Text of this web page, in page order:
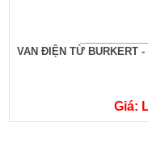
VAN ĐIỆN TỪ BURKERT
Giá: